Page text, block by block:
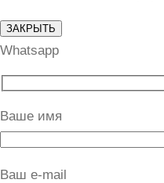
ЗАКРЫТЬ
Whatsapp
Ваше имя
Ваш e-mail